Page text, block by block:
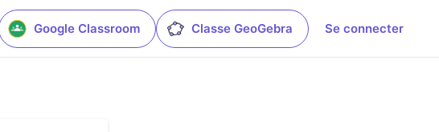
Google Classroom Classe GeoGebra Se connecter